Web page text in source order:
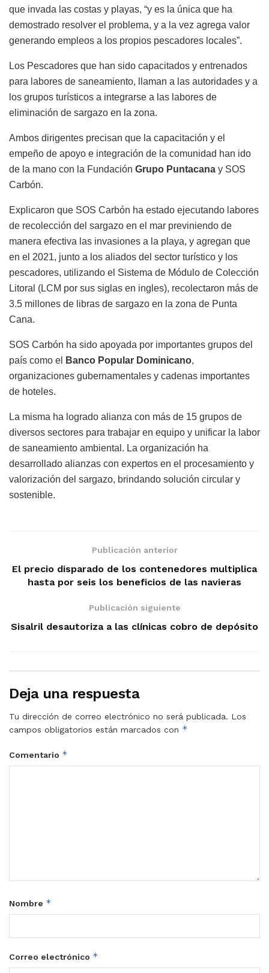
que invada las costas y playas, “y es la única que ha
demostrado resolver el problema, y a la vez agrega valor
generando empleos a los propios pescadores locales”.
Los Pescadores que han sido capacitados y entrenados
para labores de saneamiento, llaman a las autoridades y a
los grupos turísticos a integrarse a las labores de
eliminación de sargazo en la zona.
Ambos dirigentes precisan que la capacitación y el
empeño de apoyo e integración de la comunidad han ido
de la mano con la Fundación Grupo Puntacana y SOS
Carbón.
Explicaron que SOS Carbón ha estado ejecutando labores
de recolección del sargazo en el mar previniendo de
manera efectiva las invasiones a la playa, y agregan que
en el 2021, junto a los aliados del sector turístico y los
pescadores, utilizando el Sistema de Módulo de Colección
Litoral (LCM por sus siglas en ingles), recolectaron más de
3.5 millones de libras de sargazo en la zona de Punta
Cana.
SOS Carbón ha sido apoyada por importantes grupos del
país como el
Banco Popular Dominicano,
organizaciones gubernamentales y cadenas importantes
de hoteles.
La misma ha logrado alianza con más de 15 grupos de
diversos sectores para trabajar en equipo y unificar la labor
de saneamiento ambiental. La organización ha
desarrollado alianzas con expertos en el procesamiento y
valorización del sargazo, brindando solución circular y
sostenible.
Publicación anterior
El precio disparado de los contenedores multiplica
hasta por seis los beneficios de las navieras
Publicación siguiente
Sisalril desautoriza a las clínicas cobro de depósito
Deja una respuesta
Tu dirección de correo electrónico no será publicada. Los
campos obligatorios están marcados con *
Comentario *
Nombre *
Correo electrónico *